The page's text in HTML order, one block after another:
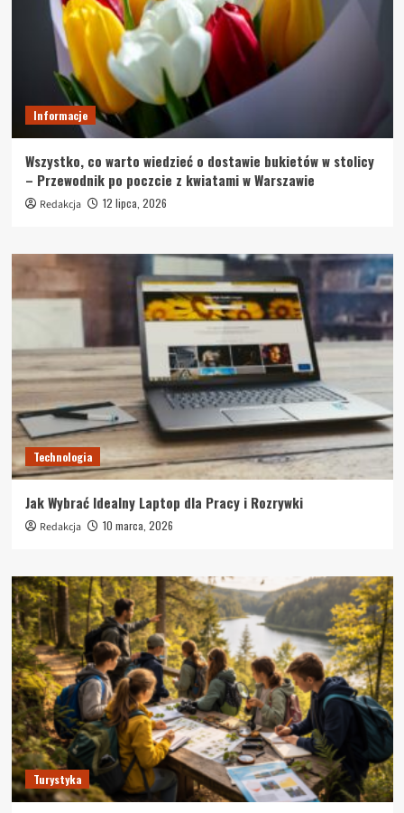
Informacje
Wszystko, co warto wiedzieć o dostawie bukietów w stolicy
– Przewodnik po poczcie z kwiatami w Warszawie
Redakcja 12 lipca, 2026
Technologia
Jak Wybrać Idealny Laptop dla Pracy i Rozrywki
Redakcja 10 marca, 2026
Turystyka